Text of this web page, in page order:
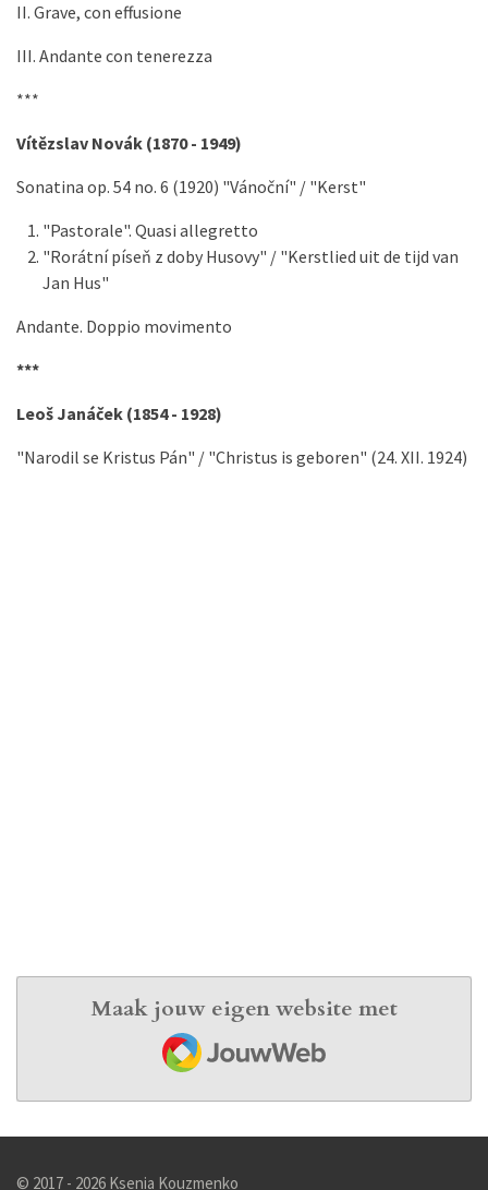
II. Grave, con effusione
III. Andante con tenerezza
***
Vítězslav Novák (1870 - 1949)
Sonatina op. 54 no. 6 (1920) "Vánoční" / "Kerst"
"Pastorale". Quasi allegretto
"Rorátní píseň z doby Husovy" / "Kerstlied uit de tijd van
Jan Hus"
Andante. Doppio movimento
***
Leoš Janáček (1854 - 1928)
"Narodil se Kristus Pán" / "Christus is geboren" (24. XII. 1924)
Maak jouw eigen website met
JouwWeb
© 2017 - 2026 Ksenia Kouzmenko